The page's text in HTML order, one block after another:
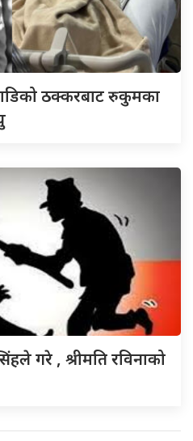
ठक्करबाट रुकुमका
गरे , श्रीमति रविनाको